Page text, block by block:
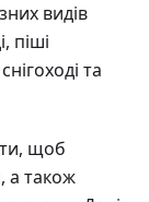
видів
піші
та
щоб
а також